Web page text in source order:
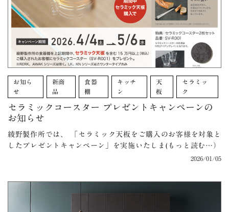
お知ら
せ
新商
品
食器
棚
キッチ
ン
天
板
セラミッ
ク
セラミックコースター プレゼントキャンペーンの
お知らせ
綾野製作所では、 「セラミック天板をご購入のお客様を対象と
したプレゼントキャンペーン」を実施いたしま(もっと読む…）
2026/01/05